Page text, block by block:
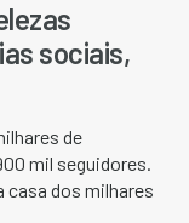
sociais,
de
mil seguidores.
dos milhares